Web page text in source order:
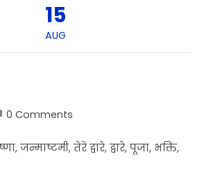
15
AUG
0 Comments
, जन्माष्टमी, तेरे द्वारे, द्वारे, पूजा, भक्ति,